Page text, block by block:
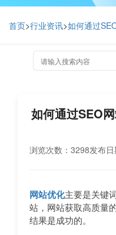
首页>行业资讯>
如何通过SEO
浏览次数：3298发布
网站优化主要是关键
站，网站获取高质量
结果是成功的。